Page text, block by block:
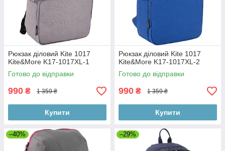
Рюкзак діловий Kite 1017
Kite&More K17-1017XL-1
Готово до відправки
990 ₴ 1 359 ₴
Купити
Рюкзак діловий Kite 1017
Kite&More K17-1017XL-2
Готово до відправки
990 ₴ 1 359 ₴
Купити
–40% –29%